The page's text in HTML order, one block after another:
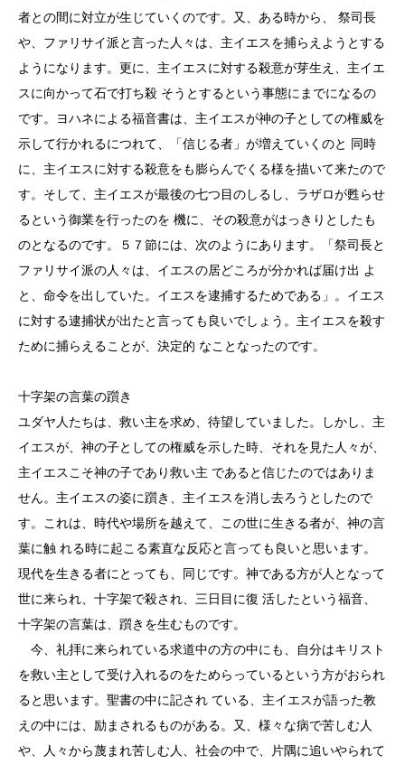
者との間に対立が生じていくのです。又、ある時から、 祭司長
や、ファリサイ派と言った人々は、主イエスを捕らえようとする
ようになります。更に、主イエスに対する殺意が芽生え、主イエ
スに向かって石で打ち殺 そうとするという事態にまでになるの
です。ヨハネによる福音書は、主イエスが神の子としての権威を
示して行かれるにつれて、「信じる者」が増えていくのと 同時
に、主イエスに対する殺意をも膨らんでくる様を描いて来たので
す。そして、主イエスが最後の七つ目のしるし、ラザロが甦らせ
るという御業を行ったのを 機に、その殺意がはっきりとしたも
のとなるのです。５７節には、次のようにあります。「祭司長と
ファリサイ派の人々は、イエスの居どころが分かれば届け出 よ
と、命令を出していた。イエスを逮捕するためである」。イエス
に対する逮捕状が出たと言っても良いでしょう。主イエスを殺す
ために捕らえることが、決定的 なことなったのです。
十字架の言葉の躓き
ユダヤ人たちは、救い主を求め、待望していました。しかし、主
イエスが、神の子としての権威を示した時、それを見た人々が、
主イエスこそ神の子であり救い主 であると信じたのではありま
せん。主イエスの姿に躓き、主イエスを消し去ろうとしたので
す。これは、時代や場所を越えて、この世に生きる者が、神の言
葉に触 れる時に起こる素直な反応と言っても良いと思います。
現代を生きる者にとっても、同じです。神である方が人となって
世に来られ、十字架で殺され、三日目に復 活したという福音、
十字架の言葉は、躓きを生むものです。
今、礼拝に来られている求道中の方の中にも、自分はキリスト
を救い主として受け入れるのをためらっているという方がおられ
ると思います。聖書の中に記され ている、主イエスが語った教
えの中には、励まされるものがある。又、様々な病で苦しむ人
や、人々から蔑まれ苦しむ人、社会の中で、片隅に追いやられて